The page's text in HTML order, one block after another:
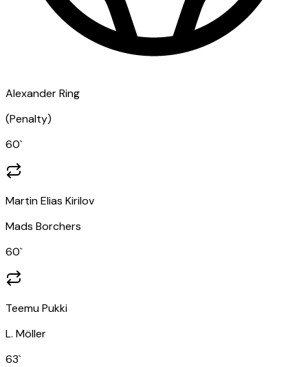
Alexander Ring
(Penalty)
60`
Martin Elias Kirilov
Mads Borchers
60`
Teemu Pukki
L. Möller
63`